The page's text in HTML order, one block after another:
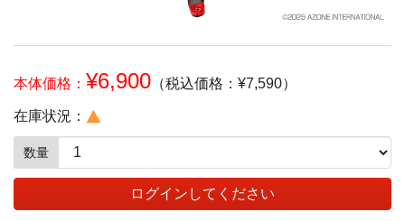
本体価格： ¥6,900 （税込価格：¥7,590）
在庫状況：
数量
ログインしてください